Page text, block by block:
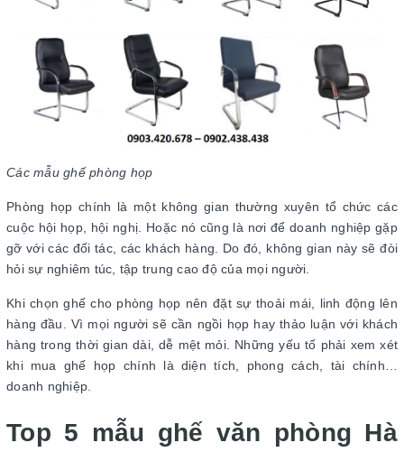
Các mẫu ghế phòng họp
Phòng họp chính là một không gian thường xuyên tổ chức các
cuộc hội họp, hội nghị. Hoặc nó cũng là nơi để doanh nghiệp gặp
gỡ với các đối tác, các khách hàng. Do đó, không gian này sẽ đòi
hỏi sự nghiêm túc, tập trung cao độ của mọi người.
Khi chọn ghế cho phòng họp nên đặt sự thoải mái, linh động lên
hàng đầu. Vì mọi người sẽ cần ngồi họp hay thảo luận với khách
hàng trong thời gian dài, dễ mệt mỏi. Những yếu tố phải xem xét
khi mua ghế họp chính là diện tích, phong cách, tài chính…
doanh nghiệp.
Top 5 mẫu ghế văn phòng Hà